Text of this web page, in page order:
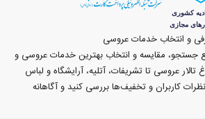
و انتخاب خدمات عروسی
جستجو، مقایسه و انتخاب بهترین خدمات عروسی و
تالار عروسی تا تشریفات، آتلیه، آرایشگاه و لباس
کاربران و تخفیف‌ها بررسی کنید و آگاهانه